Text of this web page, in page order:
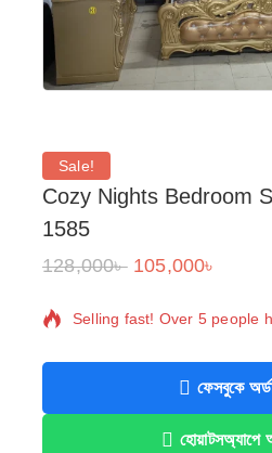
Sale!
Cozy Nights Bedroom
1585
128,000৳ 105,000৳
15 products sold in last 6
Selling fast! Over 5 people
ফেসবুকে
হোয়াটসঅ্যাপে